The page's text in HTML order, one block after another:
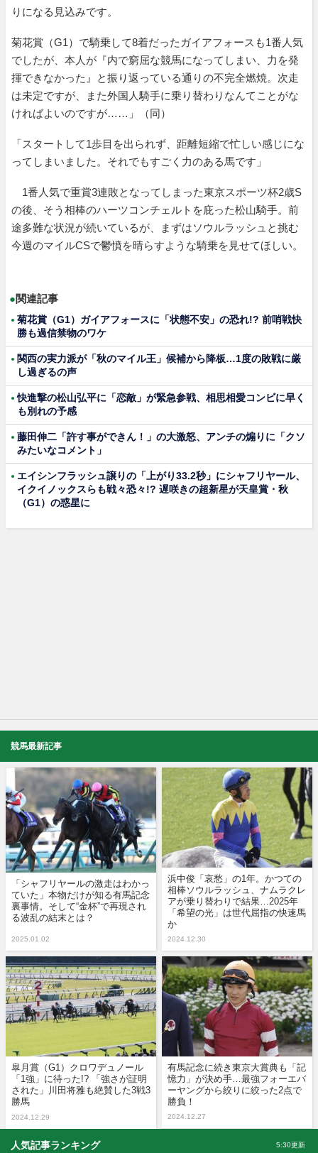
りになる見込みです。
菊花賞（G1）で騎乗して8着だったガイアフォースも1番人気
でしたが、本人が『内で窮屈な競馬になってしまい、力を発
揮できなかった』と振り返っている通りの不完全燃焼。次走
は未定ですが、また外国人騎手に乗り替わりなんてことがな
ければよいのですが……」（同）
「スタートして1歩目を出られず、距離短縮で忙しい感じにな
ってしまいました。それでもすごく力のある馬です」
1番人気で重賞3連敗となってしまった東京スポーツ杯2歳S
の後、そう相棒のハーツコンチェルトを庇った松山騎手。前
途多難な状況が続いているが、まずはソウルラッシュと挑む
今週のマイルCSで鬱憤を晴らすような騎乗を見せてほしい。
●関連記事
菊花賞（G1）ガイアフォースに「状態不安」の恐れ!? 前哨戦快
勝も過信禁物のワケ
関西の実力派が「秋のマイル王」候補から降板…1度の敗戦に厳
し過ぎるの声
快進撃の松山弘平に「恋敵」が緊急参戦、相思相愛コンビに早く
も別れの予感
藤田伸二「許す事ができん！」の大激怒、アンチの煽りに「クソ
みたいなコメント」
エイシンフラッシュ譲りの「上がり33.2秒」にシャフリヤール、
イクイノックスらも戦々恐々!? 遅咲きの超新星が天皇賞・秋
（G1）の惑星に
競馬最新記事
「シャフリヤールの激走はわかっ
ていた」本物だけが知る有馬記念
裏事情。そして“金杯”で再現され
る波乱の結末とは？
2025.01.02
浜中俊「哀愁」の1年。かつての
相棒ソウルラッシュ、ナムラクレ
アが乗り替わりで結果…2025年
「希望の光」は世代屈指の快速馬
か
2024.12.30
皐月賞（G1）クロワデュノール
「1強」に待った!? 「強さが証明
された」川田将雅も絶賛した3戦3
勝馬
2024.12.29
有馬記念に続き東京大賞典も「記
憶力」が決め手…最強フォーエバ
ーヤングから絞りに絞った2点で
勝負！
2024.12.27
人気記事ランキング 5:30更新